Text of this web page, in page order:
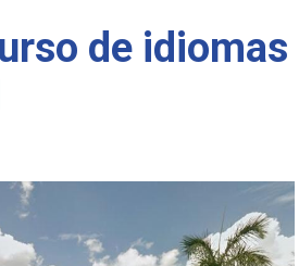
de idiomas